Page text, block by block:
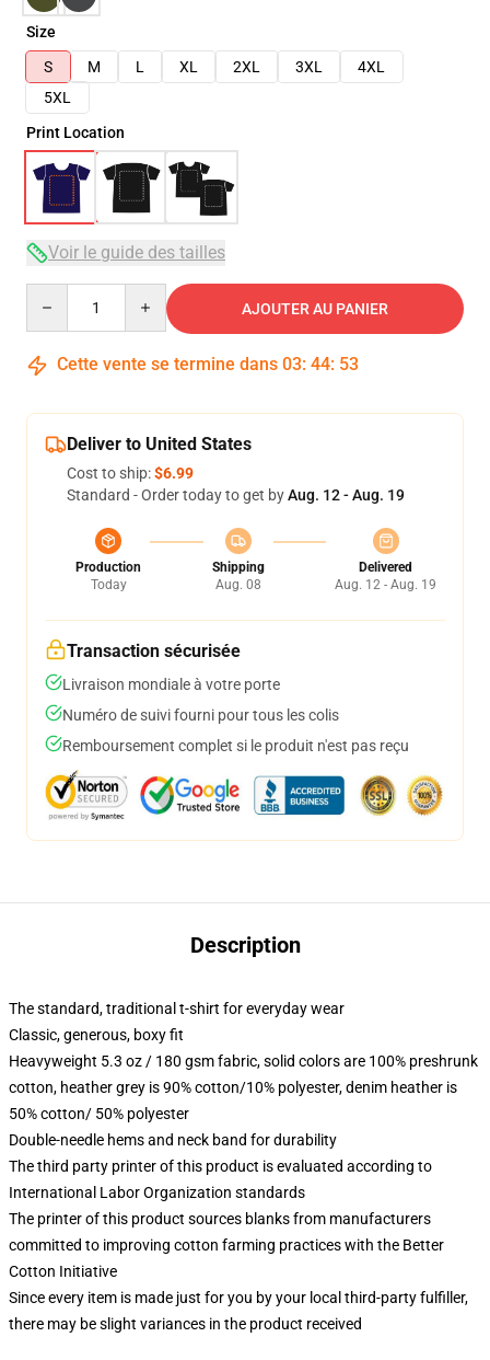
Size
S
M L XL 2XL 3XL
4XL
5XL
Print Location
Voir le guide des tailles
AJOUTER AU PANIER
Cette vente se termine dans 03: 44: 53
Deliver to United States
Cost to ship:$6.99
Standard - Order today to get byAug. 12 - Aug. 19
Production
Today
Shipping
Aug. 08
Delivered
Aug. 12 - Aug. 19
Transaction sécurisée
Livraison mondiale à votre porte
Numéro de suivi fourni pour tous les colis
Remboursement complet si le produit n'est pas reçu
Description
The standard, traditional t-shirt for everyday wear
Classic, generous, boxy fit
Heavyweight 5.3 oz / 180 gsm fabric, solid colors are 100% preshrunk
cotton, heather grey is 90% cotton/10% polyester, denim heather is
50% cotton/ 50% polyester
Double-needle hems and neck band for durability
The third party printer of this product is evaluated according to
International Labor Organization standards
The printer of this product sources blanks from manufacturers
committed to improving cotton farming practices with the Better
Cotton Initiative
Since every item is made just for you by your local third-party fulfiller,
there may be slight variances in the product received